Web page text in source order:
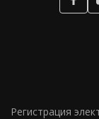
Регистрация